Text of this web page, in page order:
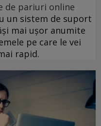
de pariuri online
un sistem de suport
mai ușor anumite
pe care le vei
rapid.